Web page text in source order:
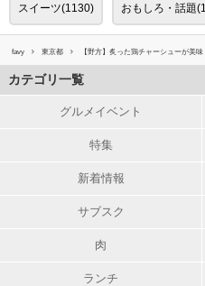
スイーツ(1130) おもしろ・話題
favy 東京都 【野方】炙った鶏チャーシューが美
カテゴリ一覧
グルメイベント
特集
新着情報
サブスク
肉
ランチ